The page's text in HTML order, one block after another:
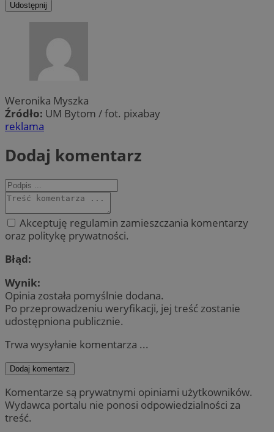
Udostępnij
Weronika Myszka
Źródło: UM Bytom / fot. pixabay
reklama
Dodaj komentarz
Akceptuję regulamin zamieszczania komentarzy
oraz politykę prywatności.
Błąd:
Wynik:
Opinia została pomyślnie dodana.
Po przeprowadzeniu weryfikacji, jej treść zostanie
udostępniona publicznie.
Trwa wysyłanie komentarza ...
Dodaj komentarz
Komentarze są prywatnymi opiniami użytkowników.
Wydawca portalu nie ponosi odpowiedzialności za
treść.